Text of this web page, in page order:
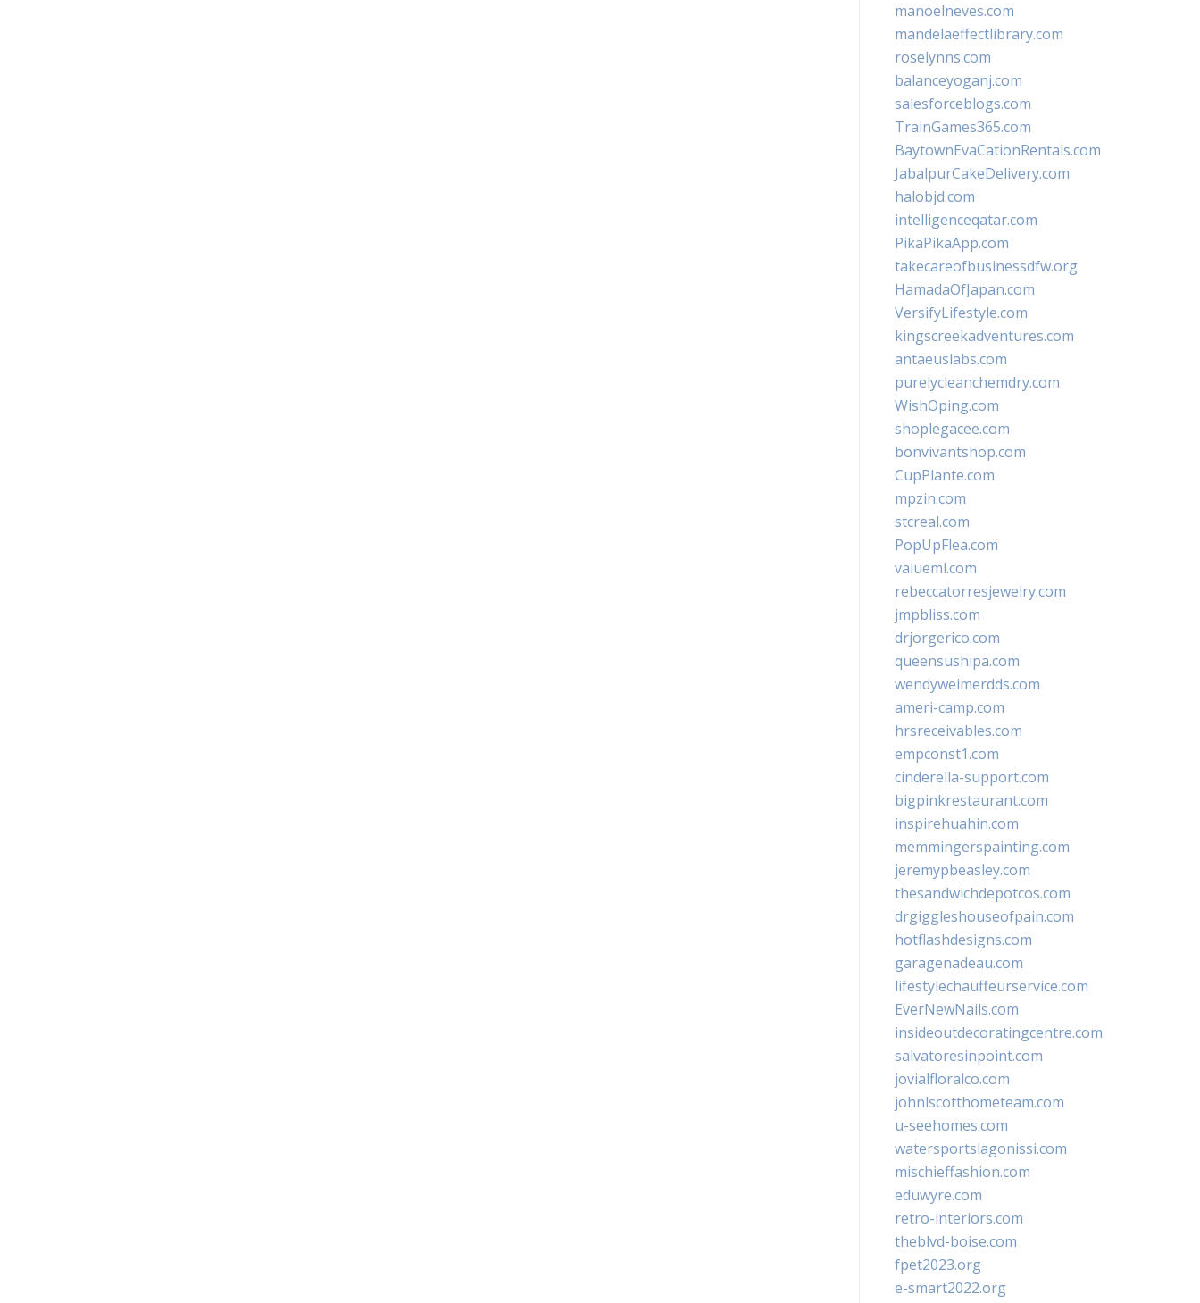
manoelneves.com
mandelaeffectlibrary.com
roselynns.com
balanceyoganj.com
salesforceblogs.com
TrainGames365.com
BaytownEvaCationRentals.com
JabalpurCakeDelivery.com
halobjd.com
intelligenceqatar.com
PikaPikaApp.com
takecareofbusinessdfw.org
HamadaOfJapan.com
VersifyLifestyle.com
kingscreekadventures.com
antaeuslabs.com
purelycleanchemdry.com
WishOping.com
shoplegacee.com
bonvivantshop.com
CupPlante.com
mpzin.com
stcreal.com
PopUpFlea.com
valueml.com
rebeccatorresjewelry.com
jmpbliss.com
drjorgerico.com
queensushipa.com
wendyweimerdds.com
ameri-camp.com
hrsreceivables.com
empconst1.com
cinderella-support.com
bigpinkrestaurant.com
inspirehuahin.com
memmingerspainting.com
jeremypbeasley.com
thesandwichdepotcos.com
drgiggleshouseofpain.com
hotflashdesigns.com
garagenadeau.com
lifestylechauffeurservice.com
EverNewNails.com
insideoutdecoratingcentre.com
salvatoresinpoint.com
jovialfloralco.com
johnlscotthometeam.com
u-seehomes.com
watersportslagonissi.com
mischieffashion.com
eduwyre.com
retro-interiors.com
theblvd-boise.com
fpet2023.org
e-smart2022.org